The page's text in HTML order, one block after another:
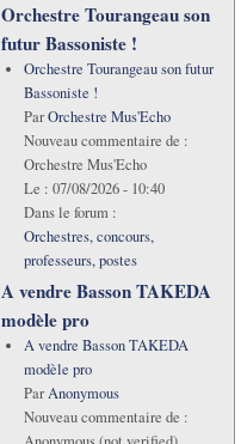
Orchestre Tourangeau son
futur Bassoniste !
Orchestre Tourangeau son futur
Bassoniste !
ParOrchestre Mus'Echo
Nouveau commentaire de :
Orchestre Mus'Echo
Le : 07/08/2026 - 10:40
Dans le forum :
Orchestres, concours,
professeurs, postes
A vendre Basson TAKEDA
modèle pro
A vendre Basson TAKEDA
modèle pro
ParAnonymous
Nouveau commentaire de :